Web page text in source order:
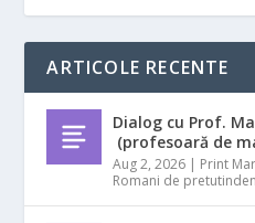
ARTICOLE RECENTE
Dialog cu Prof.
(profesoară de
Aug 2, 2026 | Print
Romani de